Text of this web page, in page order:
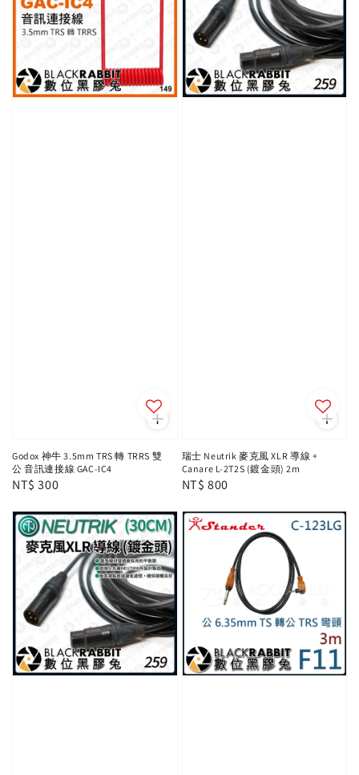
Godox 神牛 3.5mm TRS 轉 TRRS 雙
公 音訊連接線 GAC-IC4
Regular
NT$ 300
瑞士 Neutrik 麥克風 XLR 導線 +
Canare L-2T2S (鍍金頭) 2m
Regular
NT$ 800